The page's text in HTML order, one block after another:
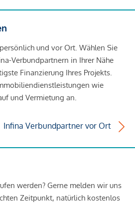
und vor Ort. Wählen Sie
Verbundpartnern in Ihrer Nähe
Finanzierung Ihres Projekts.
wie
und Vermietung an.
Infina Verbundpartner vor Ort
werden? Gerne melden wir uns
Zeitpunkt, natürlich kostenlos